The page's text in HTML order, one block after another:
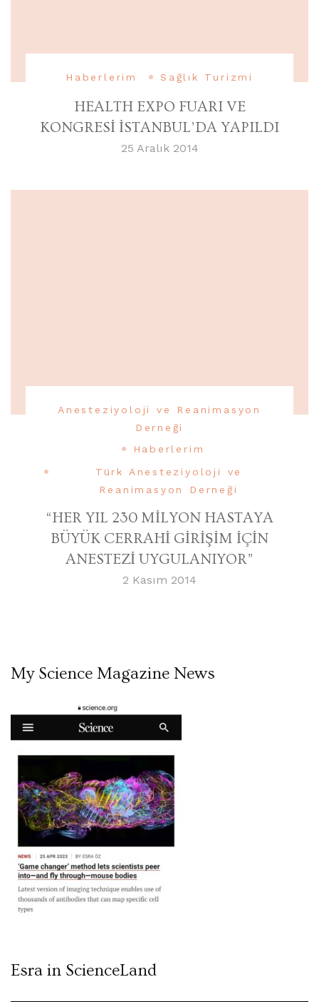
Haberlerim Sağlık Turizmi
HEALTH EXPO FUARI VE
KONGRESİ İSTANBUL’DA YAPILDI
25 Aralık 2014
Anesteziyoloji ve Reanimasyon
Derneği
Haberlerim
Türk Anesteziyoloji ve
Reanimasyon Derneği
“HER YIL 230 MİLYON HASTAYA
BÜYÜK CERRAHİ GİRİŞİM İÇİN
ANESTEZİ UYGULANIYOR”
2 Kasım 2014
My Science Magazine News
Esra in ScienceLand